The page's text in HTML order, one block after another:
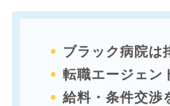
ブラック病院は
転職エージェン
給料・条件交渉